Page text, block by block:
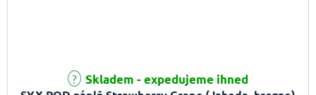
Skladem - expedujeme ihned